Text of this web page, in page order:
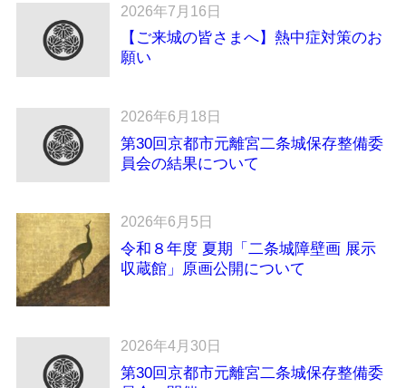
2026年7月16日
【ご来城の皆さまへ】熱中症対策のお
願い
2026年6月18日
第30回京都市元離宮二条城保存整備委
員会の結果について
2026年6月5日
令和８年度 夏期「二条城障壁画 展示
収蔵館」原画公開について
2026年4月30日
第30回京都市元離宮二条城保存整備委